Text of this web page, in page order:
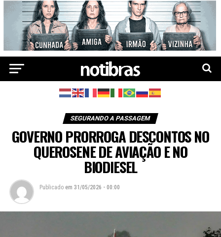
SEGURANDO A PASSAGEM
GOVERNO PRORROGA DESCONTOS NO
QUEROSENE DE AVIAÇÃO E NO
BIODIESEL
Publicado em 31/05/2026 - 00:00